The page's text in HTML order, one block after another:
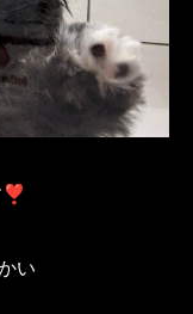
❣️
い